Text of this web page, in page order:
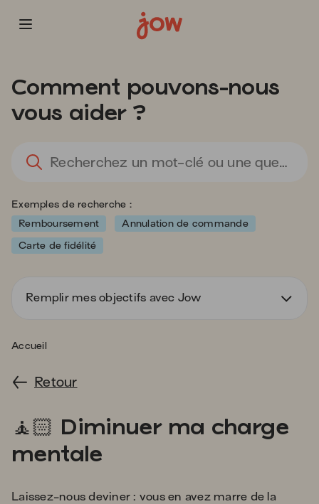
être
vers
détaillée
question.
Comment pouvons-nous
vous aider ?
Exemples de recherche :
Remboursement
Annulation de commande
Carte de fidélité
Remplir mes objectifs avec Jow
Accueil
Retour
🧘lotus_position
🏻 Diminuer ma charge
mentale
Laissez-nous deviner : vous en avez marre de la